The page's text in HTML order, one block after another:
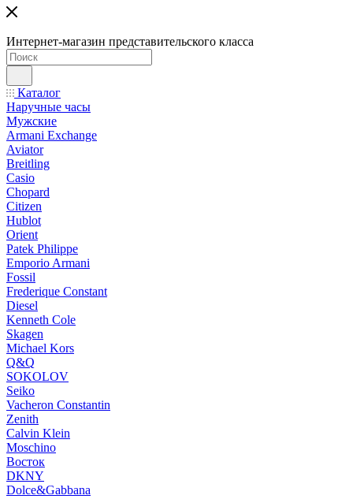
Интернет-магазин представительского класса
Каталог
Наручные часы
Мужские
Armani Exchange
Aviator
Breitling
Casio
Chopard
Citizen
Hublot
Orient
Patek Philippe
Emporio Armani
Fossil
Frederique Constant
Diesel
Kenneth Cole
Skagen
Michael Kors
Q&Q
SOKOLOV
Seiko
Vacheron Constantin
Zenith
Calvin Klein
Moschino
Восток
DKNY
Dolce&Gabbana